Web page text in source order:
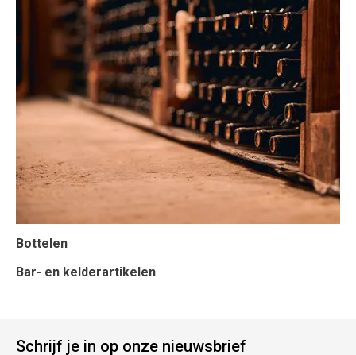
Bottelen
Bar- en kelderartikelen
Schrijf je in op onze nieuwsbrief